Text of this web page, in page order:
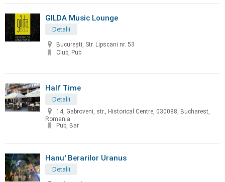
GILDA Music Lounge
Detalii
București, Str. Lipscani nr. 53
Club, Pub
Half Time
Detalii
14, Gabroveni, str., Historical Centre, 030088, Bucharest,
Romania
Pub, Bar
Hanu' Berarilor Uranus
Detalii